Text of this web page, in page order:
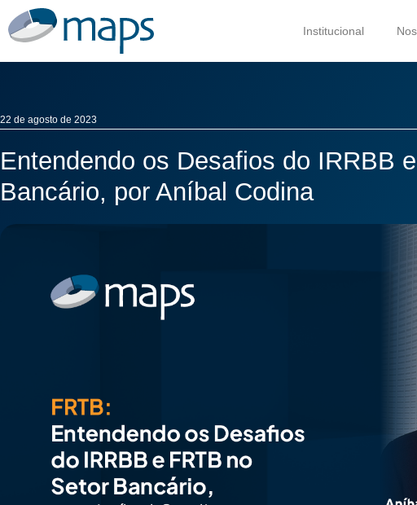
Institucional
22 de agosto de 2023
Entendendo os Desafios do IRRBB
Bancário, por Aníbal Codina